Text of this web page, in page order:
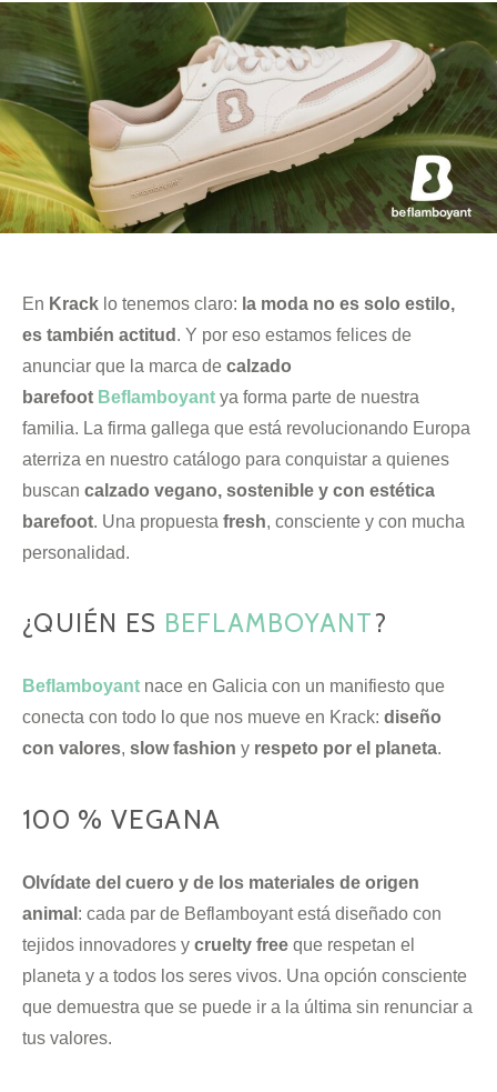
En Krack lo tenemos claro: la moda no es solo estilo,
es también actitud . Y por eso estamos felices de
anunciar que la marca de calzado
barefoot Beflamboyant ya forma parte de nuestra
familia. La firma gallega que está revolucionando Europa
aterriza en nuestro catálogo para conquistar a quienes
buscan calzado vegano, sostenible y con estética
barefoot. Una propuesta fresh, consciente y con mucha
personalidad.
¿QUIÉN ES BEFLAMBOYANT?
Beflamboyant nace en Galicia con un manifiesto que
conecta con todo lo que nos mueve en Krack: diseño
con valores, slow fashion y respeto por el planeta.
100 % VEGANA
Olvídate del cuero y de los materiales de origen
animal : cada par de Beflamboyant está diseñado con
tejidos innovadores y cruelty free que respetan el
planeta y a todos los seres vivos. Una opción consciente
que demuestra que se puede ir a la última sin renunciar a
tus valores.